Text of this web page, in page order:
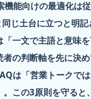
機能向けの最適化は
じ土台に立つと明記
一文で主語と意味を
者の判断軸を先に決
は「営業トークで
。この3原則を守ると